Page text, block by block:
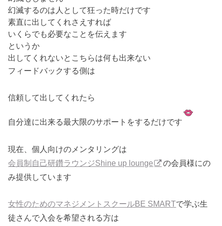
幻滅するのは人として狂った時だけです
素直に出してくれさえすれば
いくらでも必要なことを伝えます
というか
出してくれないとこちらは何も出来ない
フィードバックする側は
信頼して出してくれたら
自分達に出来る最大限のサポートをするだけです
現在、個人向けのメンタリングは
会員制自己研鑽ラウンジShine up lounge
の会員様にの
み提供しています
女性のためのマネジメントスクールBE SMARTで学ぶ生
徒さんで入会を希望される方は